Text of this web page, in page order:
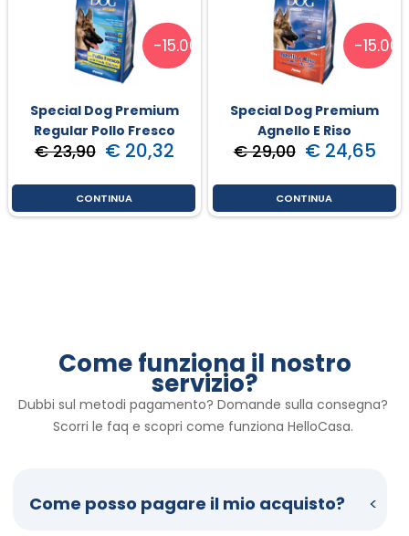
-15.00%
Special Dog Premium
Regular Pollo Fresco
€ 23,90 € 20,32
CONTINUA
-
Special Dog Premium
Agnello E Riso
€ 29,00 € 24,65
CONTINUA
Come funziona il nostro
servizio?
Dubbi sul metodi pagamento? Domande sulla consegna?
Scorri le faq e scopri come funziona HelloCasa.
Come posso pagare il mio acquisto?